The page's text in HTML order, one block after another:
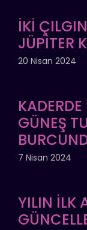
İKİ
JÜPİTER
20 Nisan 2024
GÜNEŞ
7 Nisan 2024
YILIN İLK